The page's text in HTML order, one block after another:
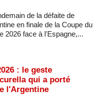
de la défaite de
en finale de la Coupe du
2026 face à l'Espagne,...
: le geste
qui a porté
l'Argentine